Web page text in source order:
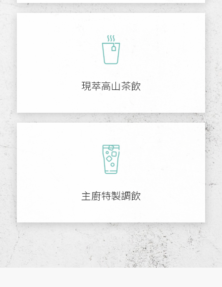
現萃高山茶飲
主廚特製調飲